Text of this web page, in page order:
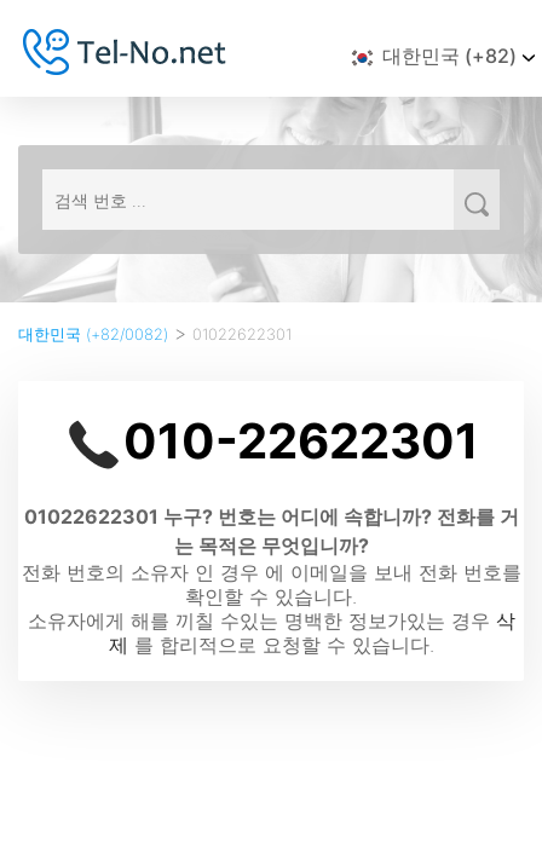
대한민국 (+82)
대한민국 (+82/0082) > 01022622301
010-22622301
01022622301 누구? 번호는 어디에 속합니까? 전화를 거
는 목적은 무엇입니까?
전화 번호의 소유자 인 경우 에 이메일을 보내 전화 번호를
확인할 수 있습니다.
소유자에게 해를 끼칠 수있는 명백한 정보가있는 경우 삭
제 를 합리적으로 요청할 수 있습니다.